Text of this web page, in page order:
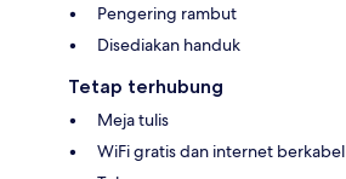
Pengering rambut
Disediakan handuk
Tetap terhubung
Meja tulis
WiFi gratis dan internet berkabel